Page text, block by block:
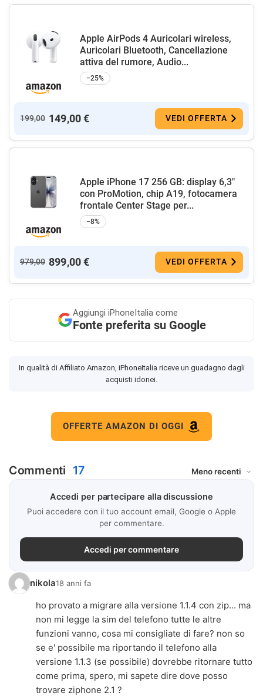
Apple AirPods 4 Auricolari wireless,
Auricolari Bluetooth, Cancellazione
attiva del rumore, Audio...
−25%
199,00 149,00 € VEDI OFFERTA
Apple iPhone 17 256 GB: display 6,3"
con ProMotion, chip A19, fotocamera
frontale Center Stage per...
−8%
979,00 899,00 € VEDI OFFERTA
Aggiungi iPhoneItalia come
Fonte preferita su Google
In qualità di Affiliato Amazon, iPhoneItalia riceve un guadagno dagli
acquisti idonei.
OFFERTE AMAZON DI OGGI
Commenti 17
Accedi per partecipare alla discussione
Puoi accedere con il tuo account email, Google o Apple
per commentare.
Accedi per commentare
nikola18 anni fa
ho provato a migrare alla versione 1.1.4 con zip... ma
non mi legge la sim del telefono tutte le altre
funzioni vanno, cosa mi consigliate di fare? non so
se e' possibile ma riportando il telefono alla
versione 1.1.3 (se possibile) dovrebbe ritornare tutto
come prima, spero, mi sapete dire dove posso
trovare ziphone 2.1 ?